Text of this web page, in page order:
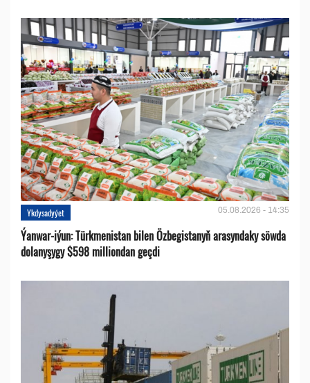
Ykdysadyýet 05.08.2026 - 14:35
Ýanwar-iýun: Türkmenistan bilen Özbegistanyň arasyndaky söwda
dolanyşygy $598 milliondan geçdi